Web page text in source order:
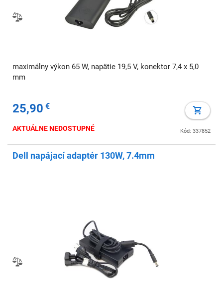
maximálny výkon 65 W, napätie 19,5 V, konektor 7,4 x 5,0
mm
25,90 €
Kód: 337852
AKTUÁLNE NEDOSTUPNÉ
Dell napájací adaptér 130W, 7.4mm